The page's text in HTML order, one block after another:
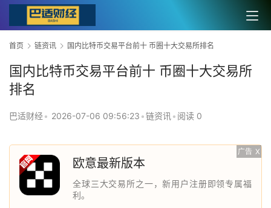
首页 链资讯 国内比特币交易平台前十 币圈十大交易所排名
国内比特币交易平台前十 币圈十大交易所
排名
巴适财经• 2026-07-06 09:56:23 •链资讯 • 阅读 0
广告 X
欧意最新版本
全球三大交易所之一，新用户注册即领专属福
利。